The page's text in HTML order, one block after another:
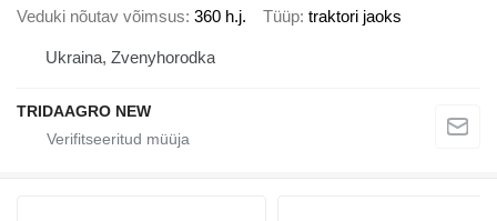
Veduki nõutav võimsus 360 h.j. Tüüp traktori jaoks
Ukraina, Zvenyhorodka
TRIDAAGRO NEW